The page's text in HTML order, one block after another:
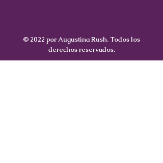
© 2022 por Augustina Rush. Todos los
derechos reservados.